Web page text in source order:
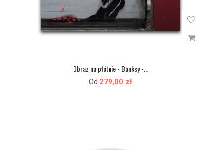
Obraz na płótnie - Banksy -...
Od 279,00 zł